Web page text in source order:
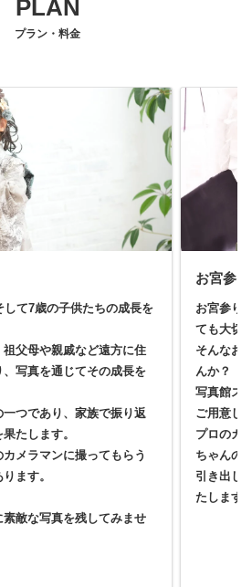
PLAN
プラン・料金
て7歳の子供たちの成長を
父母や親戚など遠方に住
写真を通じてその成長を
つであり、家族で振り返
たします。
メラマンに撮ってもらう
ます。
敵な写真を残してみませ
お宮参り
お宮参り
ても大切
そんなお
んか？
写真館ス
ご用意し
プロのカ
ちゃんの
引き出し
たします